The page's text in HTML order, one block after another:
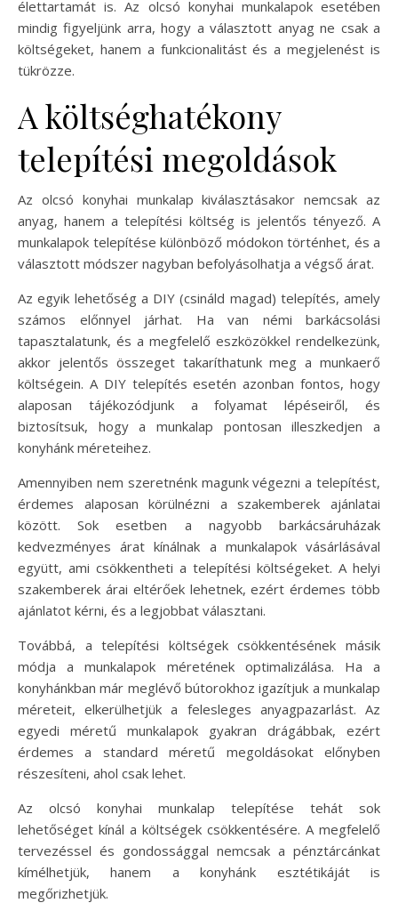
élettartamát is. Az olcsó konyhai munkalapok esetében
mindig figyeljünk arra, hogy a választott anyag ne csak a
költségeket, hanem a funkcionalitást és a megjelenést is
tükrözze.
A költséghatékony
telepítési megoldások
Az olcsó konyhai munkalap kiválasztásakor nemcsak az
anyag, hanem a telepítési költség is jelentős tényező. A
munkalapok telepítése különböző módokon történhet, és a
választott módszer nagyban befolyásolhatja a végső árat.
Az egyik lehetőség a DIY (csináld magad) telepítés, amely
számos előnnyel járhat. Ha van némi barkácsolási
tapasztalatunk, és a megfelelő eszközökkel rendelkezünk,
akkor jelentős összeget takaríthatunk meg a munkaerő
költségein. A DIY telepítés esetén azonban fontos, hogy
alaposan tájékozódjunk a folyamat lépéseiről, és
biztosítsuk, hogy a munkalap pontosan illeszkedjen a
konyhánk méreteihez.
Amennyiben nem szeretnénk magunk végezni a telepítést,
érdemes alaposan körülnézni a szakemberek ajánlatai
között. Sok esetben a nagyobb barkácsáruházak
kedvezményes árat kínálnak a munkalapok vásárlásával
együtt, ami csökkentheti a telepítési költségeket. A helyi
szakemberek árai eltérőek lehetnek, ezért érdemes több
ajánlatot kérni, és a legjobbat választani.
Továbbá, a telepítési költségek csökkentésének másik
módja a munkalapok méretének optimalizálása. Ha a
konyhánkban már meglévő bútorokhoz igazítjuk a munkalap
méreteit, elkerülhetjük a felesleges anyagpazarlást. Az
egyedi méretű munkalapok gyakran drágábbak, ezért
érdemes a standard méretű megoldásokat előnyben
részesíteni, ahol csak lehet.
Az olcsó konyhai munkalap telepítése tehát sok
lehetőséget kínál a költségek csökkentésére. A megfelelő
tervezéssel és gondossággal nemcsak a pénztárcánkat
kímélhetjük, hanem a konyhánk esztétikáját is
megőrizhetjük.